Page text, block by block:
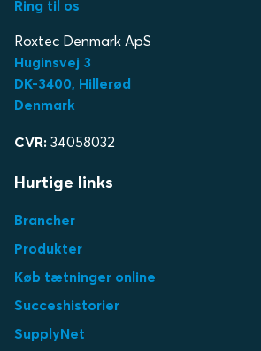
Ring til os
Roxtec Denmark ApS
Huginsvej 3
DK-3400, Hillerød
Denmark
CVR: 34058032
Hurtige links
Brancher
Produkter
Køb tætninger online
Succeshistorier
SupplyNet